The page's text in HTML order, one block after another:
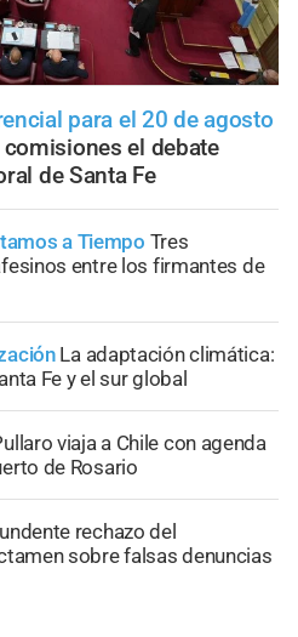
para el 20 de agosto
el debate
de Santa Fe
a Tiempo Tres
entre los firmantes de
La adaptación climática:
Fe y el sur global
viaja a Chile con agenda
de Rosario
rechazo del
sobre falsas denuncias